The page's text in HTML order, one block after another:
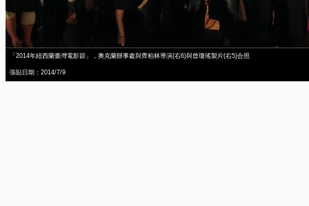
「2014年紐西蘭臺灣電影節」，奧克蘭辦事處與齊柏林導演(右6)與曾瓊瑤製片(右5)合照
張貼日期：2014/7/9